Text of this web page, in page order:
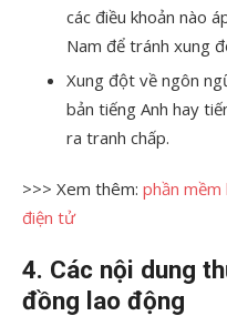
các điều khoản nào
Nam để tránh xung
Xung đột về ngôn
bản tiếng Anh hay
ra tranh chấp.
>>> Xem thêm: phần
điện tử
4. Các nội dung
đồng lao động